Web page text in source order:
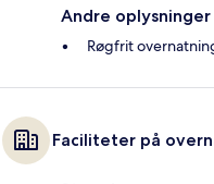
Andre oplysninger
Røgfrit
Faciliteter på